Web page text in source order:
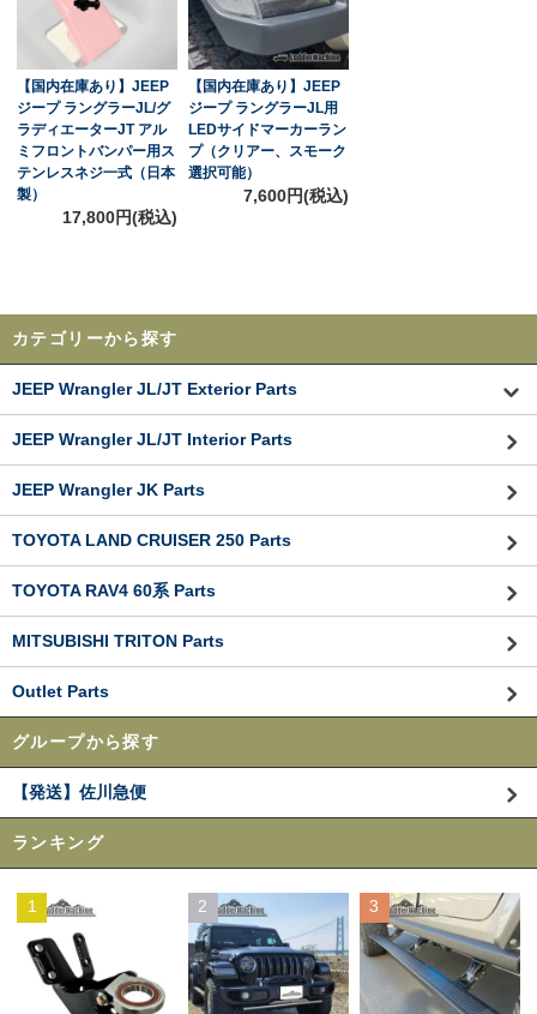
【国内在庫あり】JEEP
ジープ ラングラーJL/グ
ラディエーターJT アル
ミフロントバンパー用ス
テンレスネジ一式（日本
製）
17,800円(税込)
【国内在庫あり】JEEP
ジープ ラングラーJL用
LEDサイドマーカーラン
プ（クリアー、スモーク
選択可能）
7,600円(税込)
カテゴリーから探す
JEEP Wrangler JL/JT Exterior Parts
JEEP Wrangler JL/JT Interior Parts
JEEP Wrangler JK Parts
TOYOTA LAND CRUISER 250 Parts
TOYOTA RAV4 60系 Parts
MITSUBISHI TRITON Parts
Outlet Parts
グループから探す
【発送】佐川急便
ランキング
1 2 3